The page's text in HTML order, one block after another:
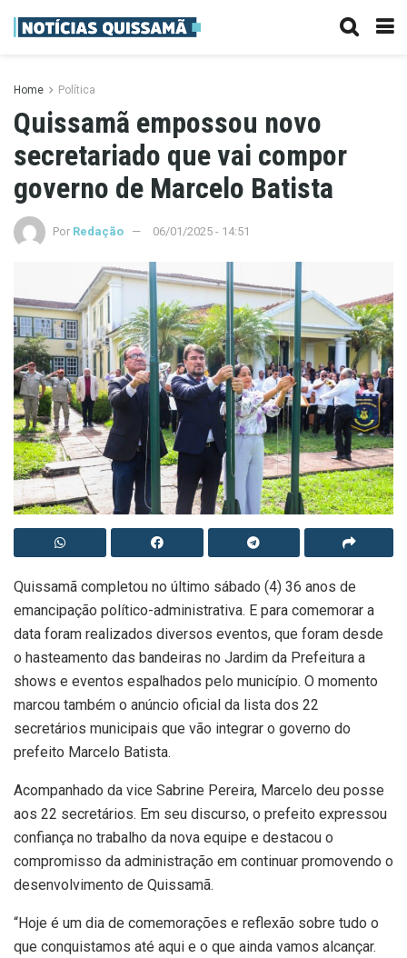
Home Política
Quissamã empossou novo
secretariado que vai compor
governo de Marcelo Batista
Por Redação 06/01/2025 - 14:51
Quissamã completou no último sábado (4) 36 anos de
emancipação político-administrativa. E para comemorar a
data foram realizados diversos eventos, que foram desde
o hasteamento das bandeiras no Jardim da Prefeitura a
shows e eventos espalhados pelo município. O momento
marcou também o anúncio oficial da lista dos 22
secretários municipais que vão integrar o governo do
prefeito Marcelo Batista.
Acompanhado da vice Sabrine Pereira, Marcelo deu posse
aos 22 secretários. Em seu discurso, o prefeito expressou
confiança no trabalho da nova equipe e destacou o
compromisso da administração em continuar promovendo o
desenvolvimento de Quissamã.
“Hoje é um dia de comemorações e reflexão sobre tudo o
que conquistamos até aqui e o que ainda vamos alcançar.